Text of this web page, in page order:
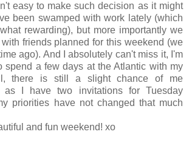
easy to make such decision as it might
been swamped with work lately (which
rewarding), but more importantly we
friends planned for this weekend (we
ago). And I absolutely can't miss it, I'm
spend a few days at the Atlantic with my
there is still a slight chance of me
as I have two invitations for Tuesday
priorities have not changed that much
and fun weekend! xo